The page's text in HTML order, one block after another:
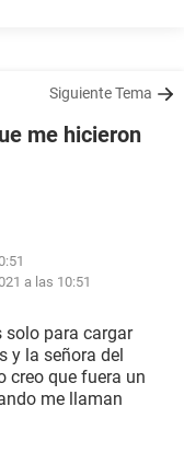
Siguiente Tema
me hicieron
a las 10:51
solo para cargar
y la señora del
creo que fuera un
me llaman